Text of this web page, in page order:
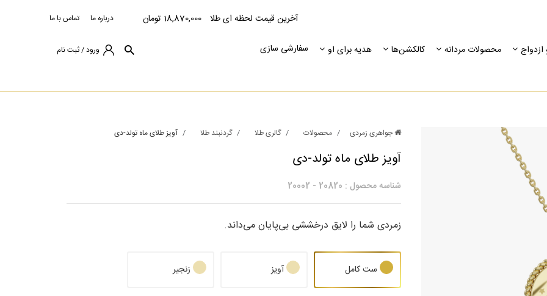
آخرین قیمت لحظه ای طلا 18,870,000 تومان درباره ما تماس با ما
محصولات مردانه کالکشن‌ها هدیه برای او
سفارشی سازی
ورود / ثبت نام
جواهری زمردی محصولات گالری طلا گردنبند طلا آویز طلای ماه تولد-دی
آویز طلای ماه تولد-دی
شناسه محصول : 20820
-
20002
زمردی شما را لایق درخششی بی‌پایان می‌داند.
ست کامل آویز زنجیر